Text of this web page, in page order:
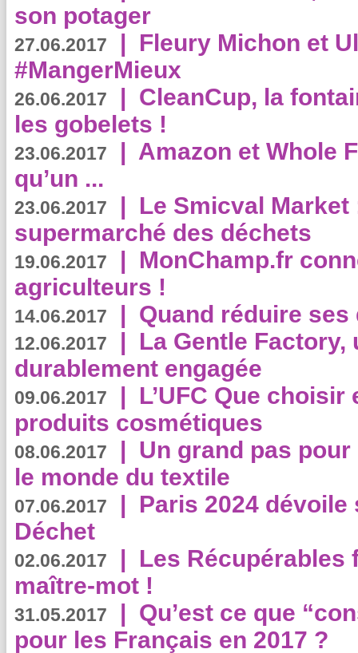
son potager
27.06.2017 | Fleury Michon et
#MangerMieux
26.06.2017 | CleanCup, la
les gobelets !
23.06.2017 | Amazon et Whole
qu’un ...
23.06.2017 | Le Smicval
supermarché des déchets
19.06.2017 | MonChamp.fr
agriculteurs !
14.06.2017 | Quand réduire
12.06.2017 | La Gentle
durablement engagée
09.06.2017 | L’UFC Que
produits cosmétiques
08.06.2017 | Un grand pas
le monde du textile
07.06.2017 | Paris 2024
Déchet
02.06.2017 | Les Récupérables
maître-mot !
31.05.2017 | Qu’est ce que
pour les Français en 2017 ?